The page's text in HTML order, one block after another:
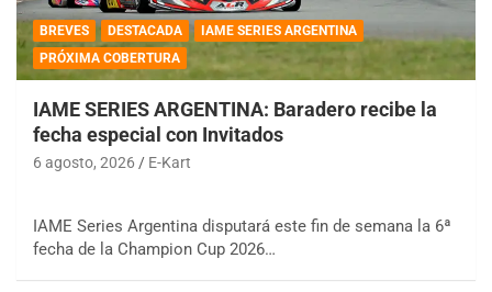
BREVES DESTACADA
IAME SERIES ARGENTINA
PRÓXIMA COBERTURA
IAME SERIES ARGENTINA: Baradero recibe la
fecha especial con Invitados
6 agosto, 2026 E-Kart
IAME Series Argentina disputará este fin de semana la 6ª
fecha de la Champion Cup 2026…